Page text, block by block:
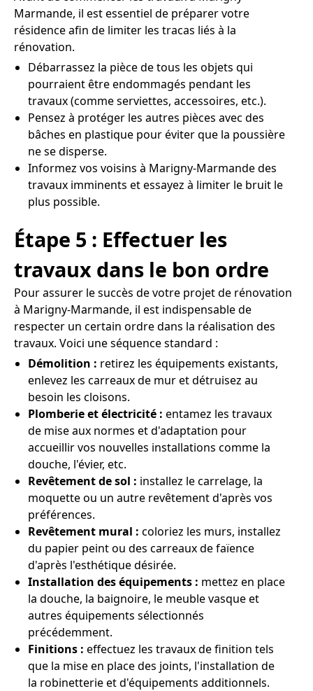
Marmande, il est essentiel de préparer votre
résidence afin de limiter les tracas liés à la
rénovation.
Débarrassez la pièce de tous les objets qui
pourraient être endommagés pendant les
travaux (comme serviettes, accessoires, etc.).
Pensez à protéger les autres pièces avec des
bâches en plastique pour éviter que la poussière
ne se disperse.
Informez vos voisins à Marigny-Marmande des
travaux imminents et essayez à limiter le bruit le
plus possible.
Étape 5 : Effectuer les
travaux dans le bon ordre
Pour assurer le succès de votre projet de rénovation
à Marigny-Marmande, il est indispensable de
respecter un certain ordre dans la réalisation des
travaux. Voici une séquence standard :
Démolition : retirez les équipements existants,
enlevez les carreaux de mur et détruisez au
besoin les cloisons.
Plomberie et électricité : entamez les travaux
de mise aux normes et d'adaptation pour
accueillir vos nouvelles installations comme la
douche, l'évier, etc.
Revêtement de sol : installez le carrelage, la
moquette ou un autre revêtement d'après vos
préférences.
Revêtement mural : coloriez les murs, installez
du papier peint ou des carreaux de faïence
d'après l'esthétique désirée.
Installation des équipements : mettez en place
la douche, la baignoire, le meuble vasque et
autres équipements sélectionnés
précédemment.
Finitions : effectuez les travaux de finition tels
que la mise en place des joints, l'installation de
la robinetterie et d'équipements additionnels.